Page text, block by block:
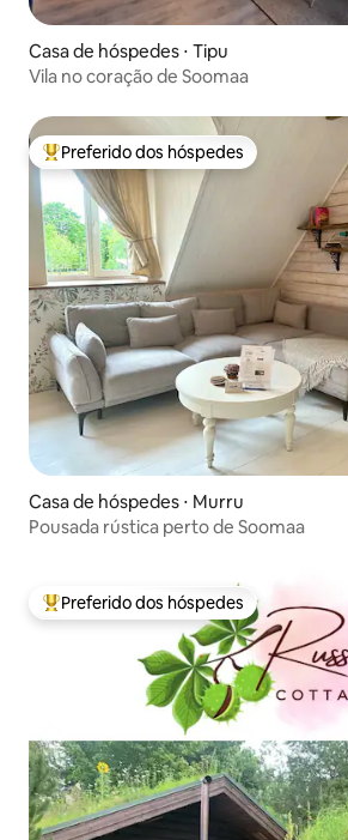
Casa de hóspedes ⋅ Tipu
Vila no coração de Soomaa
Entre os melhores preferidos dos
Preferido dos hóspedes
Casa de hóspedes ⋅ Murru
Pousada rústica perto de Soomaa
Entre os melhores preferidos dos
Preferido dos hóspedes